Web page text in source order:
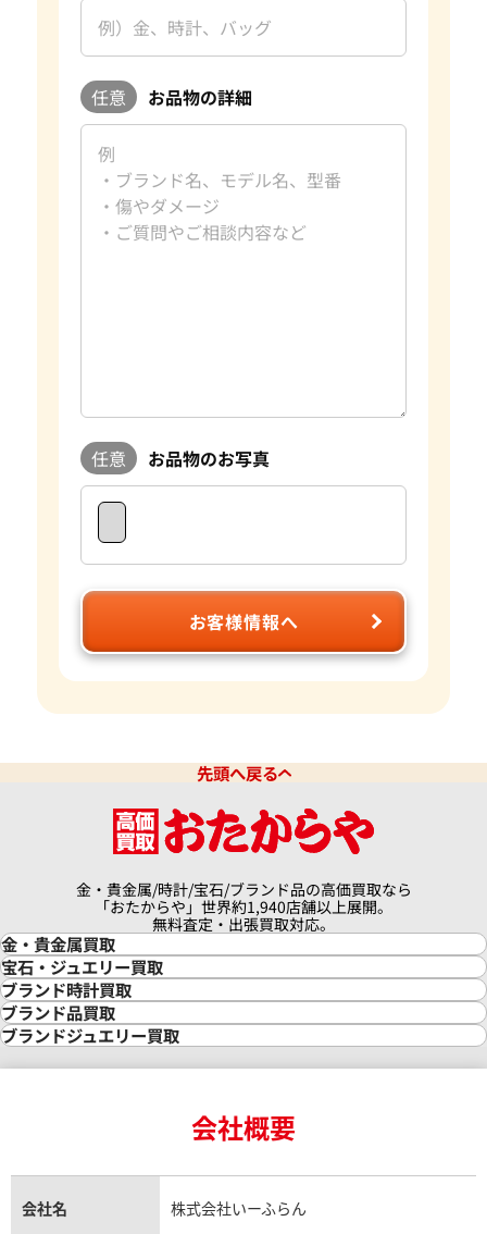
任意 お品物の詳細
任意 お品物のお写真
お客様情報へ
先頭へ戻る
金・貴金属/時計/宝石/ブランド品の高価買取なら
「おたからや」世界約1,940店舗以上展開。
無料査定・出張買取対応。
金・貴金属買取
金買取
金の相場価格情報
金の参考買取価格一覧
インゴット買取
インゴットの相場価格情報
24金買取
金貨買取
貴金属買取
宝石・ジュエリー買取
宝石・ジュエリー買取
ダイヤモンド買取
ダイヤモンド・宝石の参考価格一覧
リング・結婚指輪買取
エメラルド買取
トパーズ買取
タンザナイト買取
ブランド時計買取
時計買取
ロレックス買取
ロレックス デイトナ買取
ロレックス サブマリーナー買取
ロレックス エクスプローラー買取
ロレックス デイトジャスト買取
パテック フィリップノーチラス買取
ブランド品買取
ブランド買取
シャネル マトラッセ買取
ブランドジュエリー買取
ヴァンクリーフ＆アーペル買取
ショーメ買取
会社概要
会社名 株式会社いーふらん